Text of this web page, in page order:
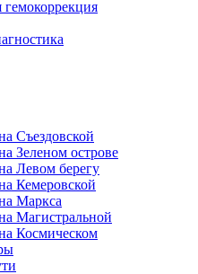
гемокоррекция
Съездовской
Зеленом острове
Левом берегу
Кемеровской
Маркса
Магистральной
Космическом